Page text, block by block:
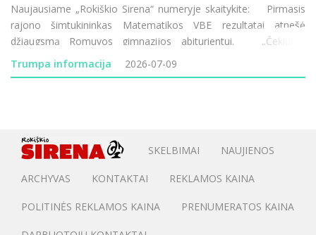
Naujausiame „Rokiškio Sirena“ numeryje skaitykite: Pirmasis
rajono šimtukininkas Matematikos VBE rezultatai atnešė
džiaugsmą Romuvos gimnazijos abiturientui. „Čekiukų“
skandalas Rokiškyje Prokuratūra iš dar š
Trumpa informacija 2026-07-09
SKELBIMAI NAUJIENOS
ARCHYVAS KONTAKTAI REKLAMOS KAINA
POLITINĖS REKLAMOS KAINA PRENUMERATOS KAINA